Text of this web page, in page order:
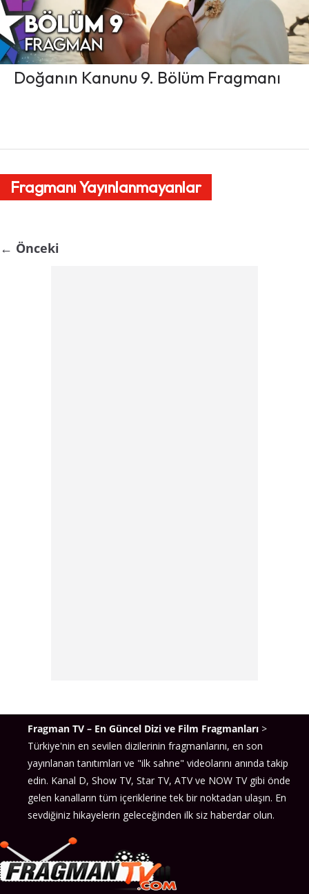
Doğanın Kanunu 9. Bölüm Fragmanı
Fragmanı Yayınlanmayanlar
← Önceki
Fragman TV – En Güncel Dizi ve Film Fragmanları >
Türkiye'nin en sevilen dizilerinin fragmanlarını, en son
yayınlanan tanıtımları ve "ilk sahne" videolarını anında takip
edin. Kanal D, Show TV, Star TV, ATV ve NOW TV gibi önde
gelen kanalların tüm içeriklerine tek bir noktadan ulaşın. En
sevdiğiniz hikayelerin geleceğinden ilk siz haberdar olun.